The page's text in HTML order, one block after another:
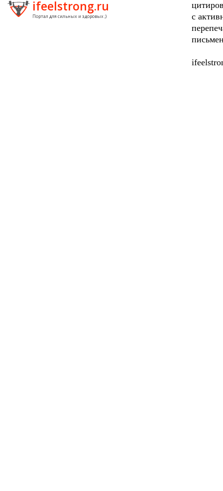
ifeelstrong.ru
Портал для сильных и здоровых ;)
с